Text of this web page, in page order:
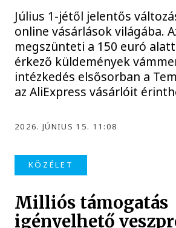
Július 1-jétől jelentős
online vásárlások világába.
megszünteti a 150 euró
érkező küldemények
intézkedés elsősorban a
az AliExpress vásárlóit
2026. JÚNIUS 15. 11:08
KÖZÉLET
Milliós támogatás
igényelhető